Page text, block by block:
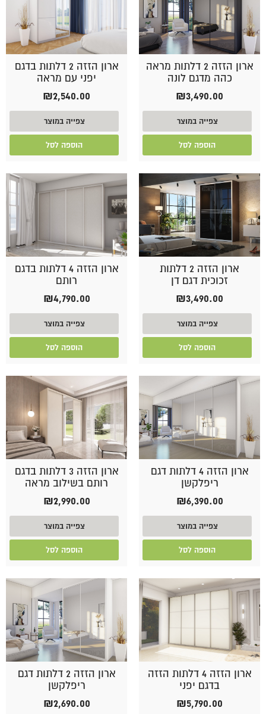
ארון הזזה 2 דלתות מראה
כהה מדגם לונה
₪3,490.00
צפייה במוצר
הוספה לסל
ארון הזזה 2 דלתות בדגם
יפני עם מראה
₪2,540.00
צפייה במוצר
הוספה לסל
ארון הזזה 2 דלתות
זכוכית דגם דן
₪3,490.00
צפייה במוצר
הוספה לסל
ארון הזזה 4 דלתות בדגם
רותם
₪4,790.00
צפייה במוצר
הוספה לסל
ארון הזזה 4 דלתות דגם
ריפלקשן
₪6,390.00
צפייה במוצר
הוספה לסל
ארון הזזה 3 דלתות בדגם
רותם בשילוב מראה
₪2,990.00
צפייה במוצר
הוספה לסל
ארון הזזה 4 דלתות הזזה
בדגם יפני
₪5,790.00
ארון הזזה 2 דלתות דגם
ריפלקשן
₪2,690.00